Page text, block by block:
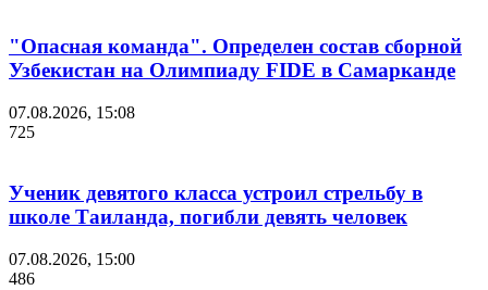
"Опасная команда". Определен состав сборной
Узбекистан на Олимпиаду FIDE в Самарканде
07.08.2026, 15:08
725
Ученик девятого класса устроил стрельбу в
школе Таиланда, погибли девять человек
07.08.2026, 15:00
486